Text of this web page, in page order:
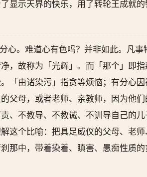
显示天界的快乐，用了转轮王成就
心。难道心有色吗？并非如此。凡事
，故称为「光辉」。而「那个」即
「由诸染污」指贪等烦恼；有分心因
父母，或者老师、亲教师，因为他
、不教导、不教诫、不训导自己的儿
这个比喻：把具足威仪的父母、老
那中，带着染着、瞋害、愚痴性质